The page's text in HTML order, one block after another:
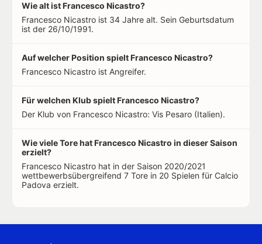
Wie alt ist Francesco Nicastro?
Francesco Nicastro ist 34 Jahre alt. Sein Geburtsdatum
ist der 26/10/1991.
Auf welcher Position spielt Francesco Nicastro?
Francesco Nicastro ist Angreifer.
Für welchen Klub spielt Francesco Nicastro?
Der Klub von Francesco Nicastro: Vis Pesaro (Italien).
Wie viele Tore hat Francesco Nicastro in dieser Saison
erzielt?
Francesco Nicastro hat in der Saison 2020/2021
wettbewerbsübergreifend 7 Tore in 20 Spielen für Calcio
Padova erzielt.